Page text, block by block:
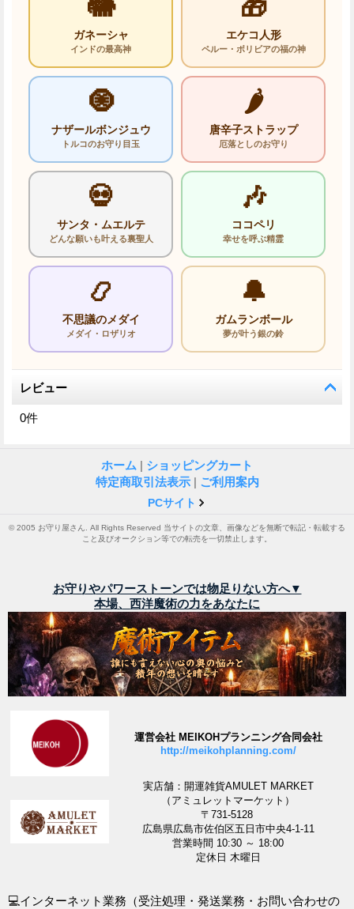
🐘
ガネーシャ
インドの最高神
🎁
エケコ人形
ペルー・ボリビアの福の神
🧿
ナザールボンジュウ
トルコのお守り目玉
🌶️
唐辛子ストラップ
厄落としのお守り
💀
サンタ・ムエルテ
どんな願いも叶える裏聖人
🎶
ココペリ
幸せを呼ぶ精霊
📿
不思議のメダイ
メダイ・ロザリオ
🔔
ガムランボール
夢が叶う銀の鈴
レビュー
0件
ホーム | ショッピングカート
特定商取引法表示 | ご利用案内
PCサイト
© 2005 お守り屋さん. All Rights Reserved 当サイトの文章、画像などを無断で転記・転載する
こと及びオークション等での転売を一切禁止します。
お守りやパワーストーンでは物足りない方へ▼
本場、西洋魔術の力をあなたに
運営会社 MEIKOHプランニング合同会社
http://meikohplanning.com/
実店舗：開運雑貨AMULET MARKET
（アミュレットマーケット）
〒731-5128
広島県広島市佐伯区五日市中央4-1-11
営業時間 10:30 ～ 18:00
定休日 木曜日
💻インターネット業務（受注処理・発送業務・お問い合わせの